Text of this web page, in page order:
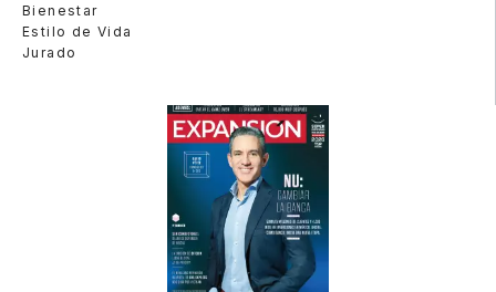
Bienestar
Estilo de Vida
Jurado